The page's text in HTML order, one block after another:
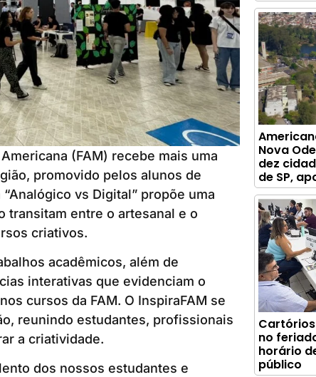
(FAM) recebe mais uma
promovido pelos alunos de
vs Digital” propõe uma
transitam entre o artesanal e o
criativos.
acadêmicos, além de
interativas que evidenciam o
cursos da FAM. O InspiraFAM se
reunindo estudantes, profissionais
a criatividade.
dos nossos estudantes e
Nova
dez
de SP,
no
horário
público